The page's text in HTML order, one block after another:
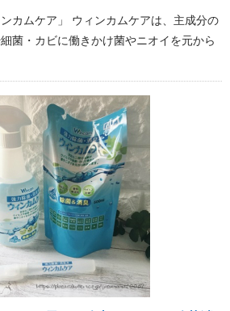
カムケア」 ウィンカムケアは、主成分の
菌・カビに働きかけ菌やニオイを元から